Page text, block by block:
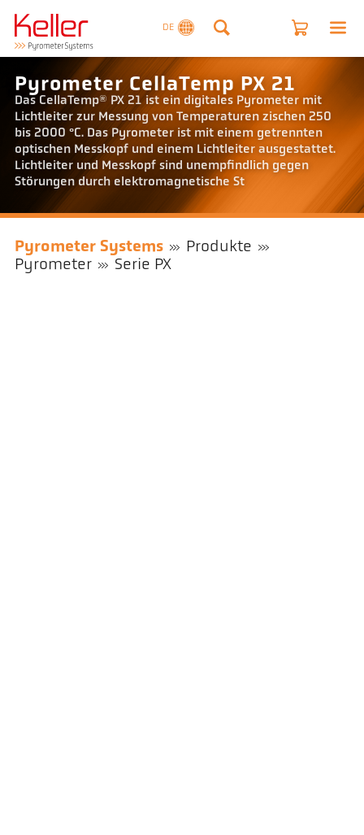
DE
Pyrometer CellaTemp PX 21
Das CellaTemp® PX 21 ist ein digitales Pyrometer mit
Lichtleiter zur Messung von Temperaturen zischen 250
bis 2000 °C. Das Pyrometer ist mit einem getrennten
optischen Messkopf und einem Lichtleiter ausgestattet.
Lichtleiter und Messkopf sind unempfindlich gegen
Störungen durch elektromagnetische St
Pyrometer Systems
Produkte
Pyrometer
Serie PX